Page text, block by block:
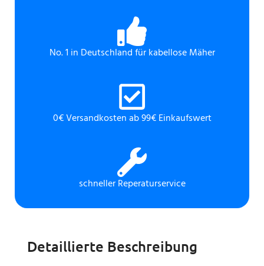
No. 1 in Deutschland für kabellose Mäher
0€ Versandkosten ab 99€ Einkaufswert
schneller Reperaturservice
Detaillierte Beschreibung